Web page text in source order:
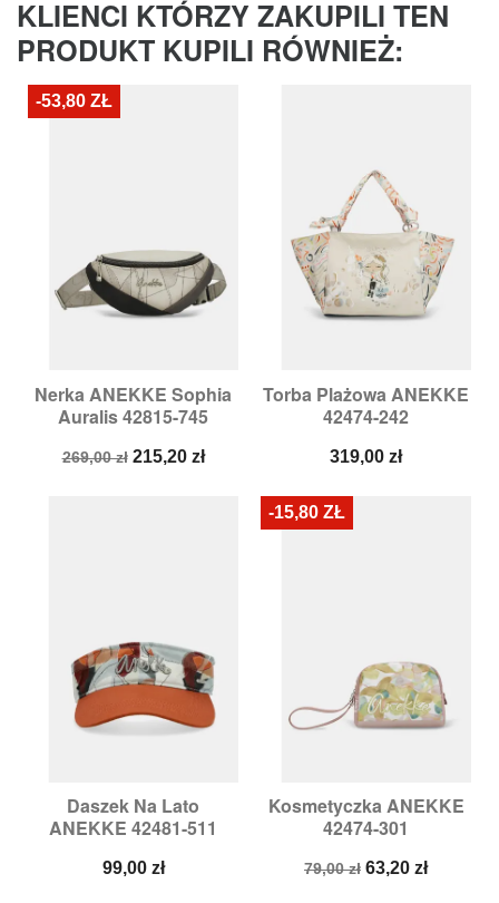
KLIENCI KTÓRZY ZAKUPILI TEN
PRODUKT KUPILI RÓWNIEŻ:
Nerka ANEKKE Sophia
Auralis 42815-745
Cena
269,00 zł Cena
215,20 zł
-53,80 ZŁ
Torba Plażowa ANEKKE
42474-242
Cena
319,00 zł
Daszek Na Lato
ANEKKE 42481-511
Cena
99,00 zł
Kosmetyczka ANEKKE
42474-301
Cena
79,00 zł Cena
63,20 zł
-15,80 ZŁ